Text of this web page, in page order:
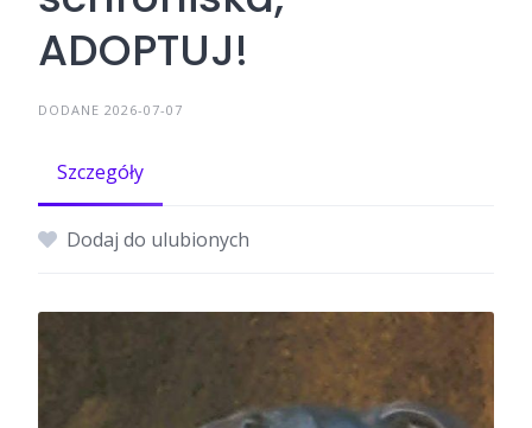
ADOPTUJ!
DODANE 2026-07-07
Szczegóły
Dodaj do ulubionych